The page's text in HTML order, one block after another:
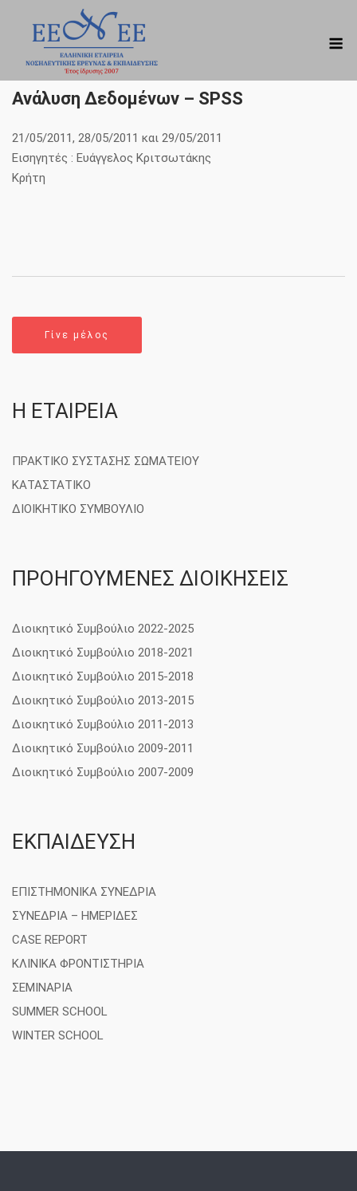
Ανάλυση Δεδομένων – SPSS
21/05/2011, 28/05/2011 και 29/05/2011
Εισηγητές : Ευάγγελος Κριτσωτάκης
Κρήτη
Γίνε μέλος
Η ΕΤΑΙΡΕΙΑ
ΠΡΑΚΤΙΚΟ ΣΥΣΤΑΣΗΣ ΣΩΜΑΤΕΙΟΥ
ΚΑΤΑΣΤΑΤΙΚΟ
ΔΙΟΙΚΗΤΙΚΟ ΣΥΜΒΟΥΛΙΟ
ΠΡΟΗΓΟΥΜΕΝΕΣ ΔΙΟΙΚΗΣΕΙΣ
Διοικητικό Συμβούλιο 2022-2025
Διοικητικό Συμβούλιο 2018-2021
Διοικητικό Συμβούλιο 2015-2018
Διοικητικό Συμβούλιο 2013-2015
Διοικητικό Συμβούλιο 2011-2013
Διοικητικό Συμβούλιο 2009-2011
Διοικητικό Συμβούλιο 2007-2009
ΕΚΠΑΙΔΕΥΣΗ
ΕΠΙΣΤΗΜΟΝΙΚΑ ΣΥΝΕΔΡΙΑ
ΣΥΝΕΔΡΙΑ – ΗΜΕΡΙΔΕΣ
CASE REPORT
ΚΛΙΝΙΚΑ ΦΡΟΝΤΙΣΤΗΡΙΑ
ΣΕΜΙΝΑΡΙΑ
SUMMER SCHOOL
WINTER SCHOOL